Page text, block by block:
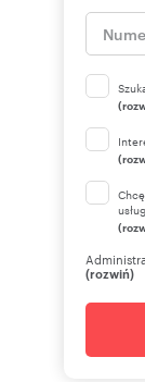
(rozwiń)